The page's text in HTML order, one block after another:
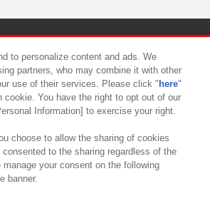
いて カスタマーハラスメント対応方針
to personalize content and ads. We
partners, who may combine it with other
use of their services. Please click " here"
You have the right to opt out of our
Information] to exercise your right.
choose to allow the sharing of cookies
to the sharing regardless of the
your consent on the following
banner.